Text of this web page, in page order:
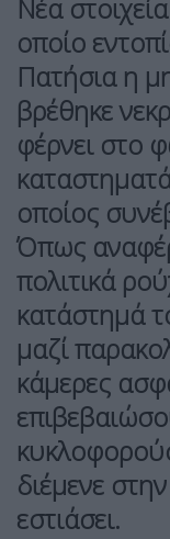
Νέα
οποίο
Πατήσια η
βρέθηκε
φέρνει στο
οποίος
Όπως
πολιτικά
κατάστημά
μαζί
κάμερες
διέμενε
εστιάσει.